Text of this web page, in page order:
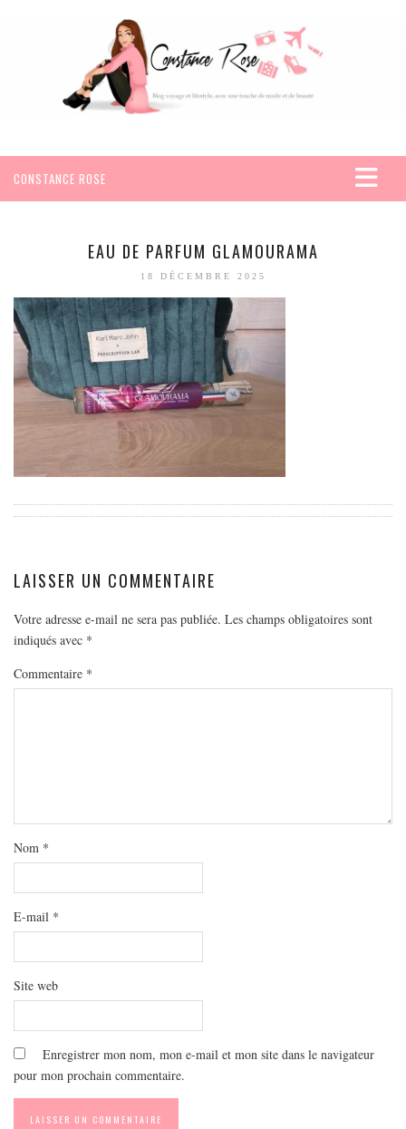
CONSTANCE ROSE
EGYPTE
SEYCHELLES
AMÉRIQUE
MEXIQUE
EUROPE
FRANCE
GRÈCE
PAYS BAS
RÉPUBLIQUE TCHÈQUE
OCÉANIE
AUSTRALIE
LIFESTYLE
ME CONTACTER
A PROPOS
EAU DE PARFUM GLAMOURAMA
18 DÉCEMBRE 2025
LAISSER UN COMMENTAIRE
Votre adresse e-mail ne sera pas publiée. Les champs obligatoires sont
indiqués avec *
Commentaire *
Nom *
E-mail *
Site web
Enregistrer mon nom, mon e-mail et mon site dans le navigateur
pour mon prochain commentaire.